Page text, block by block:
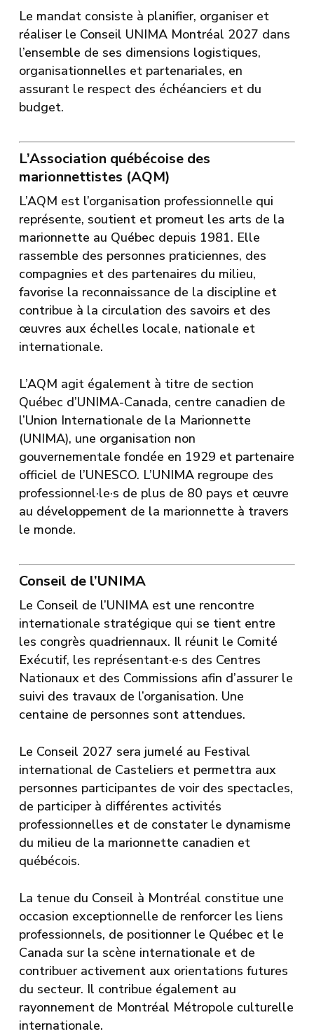
Le mandat consiste à planifier, organiser et
réaliser le Conseil UNIMA Montréal 2027 dans
l’ensemble de ses dimensions logistiques,
organisationnelles et partenariales, en
assurant le respect des échéanciers et du
budget.
L’Association québécoise des
marionnettistes (AQM)
L’AQM est l’organisation professionnelle qui
représente, soutient et promeut les arts de la
marionnette au Québec depuis 1981. Elle
rassemble des personnes praticiennes, des
compagnies et des partenaires du milieu,
favorise la reconnaissance de la discipline et
contribue à la circulation des savoirs et des
œuvres aux échelles locale, nationale et
internationale.
L’AQM agit également à titre de section
Québec d’UNIMA-Canada, centre canadien de
l’Union Internationale de la Marionnette
(UNIMA), une organisation non
gouvernementale fondée en 1929 et partenaire
officiel de l’UNESCO. L’UNIMA regroupe des
professionnel·le·s de plus de 80 pays et œuvre
au développement de la marionnette à travers
le monde.
Conseil de l’UNIMA
Le Conseil de l’UNIMA est une rencontre
internationale stratégique qui se tient entre
les congrès quadriennaux. Il réunit le Comité
Exécutif, les représentant·e·s des Centres
Nationaux et des Commissions afin d’assurer le
suivi des travaux de l’organisation. Une
centaine de personnes sont attendues.
Le Conseil 2027 sera jumelé au Festival
international de Casteliers et permettra aux
personnes participantes de voir des spectacles,
de participer à différentes activités
professionnelles et de constater le dynamisme
du milieu de la marionnette canadien et
québécois.
La tenue du Conseil à Montréal constitue une
occasion exceptionnelle de renforcer les liens
professionnels, de positionner le Québec et le
Canada sur la scène internationale et de
contribuer activement aux orientations futures
du secteur. Il contribue également au
rayonnement de Montréal Métropole culturelle
internationale.